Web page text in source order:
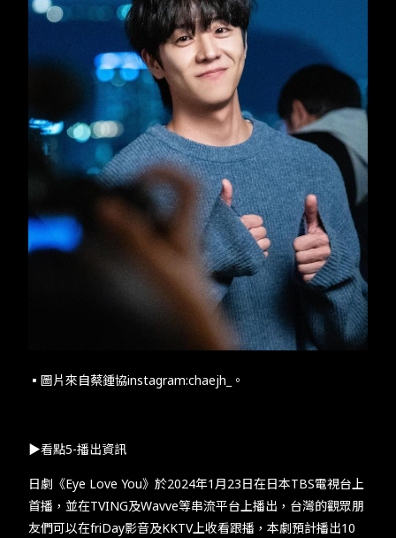
▪︎圖片來自蔡鍾協instagram:chaejh_​。​
​​▶看點​5-​播出資訊​
​​日劇《​Eye Love You​》於​2024​年​1​月​23​日在日本​TBS​電視台上
首播，並在​TVING​及​Wavve​等串流平台上播出，台灣的觀眾朋
友們可以在​friDay​影音及​KKTV​上收看跟播，本劇預計播出​10​